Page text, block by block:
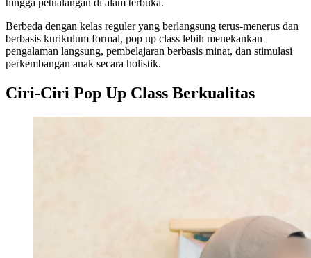
hingga petualangan di alam terbuka.
Berbeda dengan kelas reguler yang berlangsung terus-menerus dan
berbasis kurikulum formal, pop up class lebih menekankan
pengalaman langsung, pembelajaran berbasis minat, dan stimulasi
perkembangan anak secara holistik.
Ciri-Ciri Pop Up Class Berkualitas